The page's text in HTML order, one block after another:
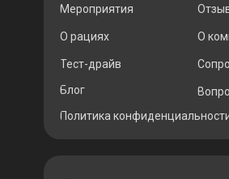
Мероприятия
О рациях
Тест-драйв
О
Блог
Политика